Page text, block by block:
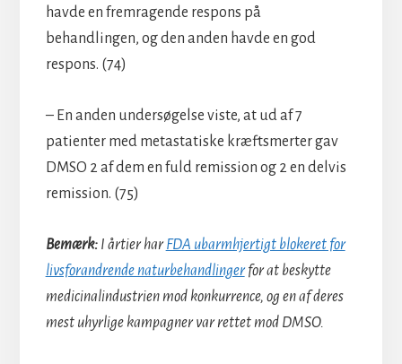
havde en fremragende respons på
behandlingen, og den anden havde en god
respons. (74)
– En anden undersøgelse viste, at ud af 7
patienter med metastatiske kræftsmerter gav
DMSO 2 af dem en fuld remission og 2 en delvis
remission. (75)
Bemærk:I årtier harFDA ubarmhjertigt blokeret for
livsforandrende naturbehandlingerfor at beskytte
medicinalindustrien mod konkurrence, og en af deres
mest uhyrlige kampagner var rettet mod DMSO.